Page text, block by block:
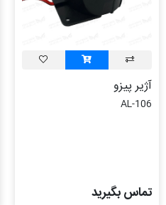
آژیر پیزو
AL-106
تماس بگیرید